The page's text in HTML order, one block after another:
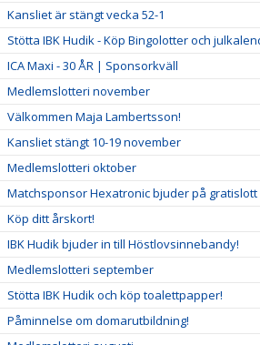
Kansliet är stängt vecka 52-1
Stötta IBK Hudik - Köp Bingolotter och
ICA Maxi - 30 ÅR | Sponsorkväll
Medlemslotteri november
Välkommen Maja Lambertsson!
Kansliet stängt 10-19 november
Medlemslotteri oktober
Matchsponsor Hexatronic bjuder på gratislott
Köp ditt årskort!
IBK Hudik bjuder in till Höstlovsinnebandy!
Medlemslotteri september
Stötta IBK Hudik och köp toalettpapper!
Påminnelse om domarutbildning!